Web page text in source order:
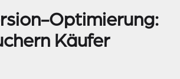
Optimierung:
Käufer